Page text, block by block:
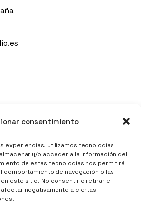
consentimiento
experiencias, utilizamos tecnologías
y/o acceder a la información del
de estas tecnologías nos permitirá
comportamiento de navegación o las
este sitio. No consentir o retirar el
negativamente a ciertas